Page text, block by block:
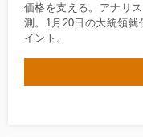
価格を支える。アナリ
測。1月20日の大統領就
イント。